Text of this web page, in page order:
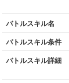
バトルスキル名
バトルスキル条件
バトルスキル詳細